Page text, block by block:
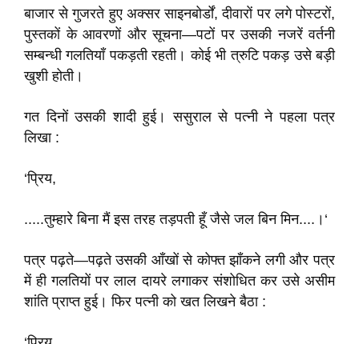
बाजार से गुजरते हुए अक्सर साइनबोर्डों, दीवाराें पर लगे पोस्टरों,
पुस्तकों के आवरणों और सूचना—पटों पर उसकी नजरें वर्तनी
सम्बन्धी गलतियाँ पकड़ती रहती। कोई भी त्रुटि पकड़ उसे बड़ी
खुशी होती।
गत दिनों उसकी शादी हुई। ससुराल से पत्नी ने पहला पत्र
लिखा :
‘प्रिय,
.....तुम्हारे बिना मैं इस तरह तड़पती हूँ जैसे जल बिन मिन....।‘
पत्र पढ़ते—पढ़ते उसकी आँखों से कोफ्त झाँकने लगी और पत्र
में ही गलतियों पर लाल दायरे लगाकर संशोधित कर उसे असीम
शांति प्राप्त हुई। फिर पत्नी को खत लिखने बैठा :